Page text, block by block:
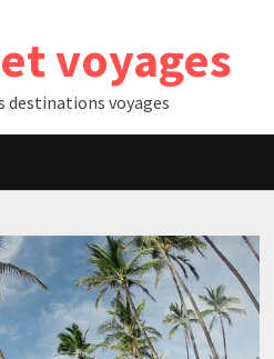
voyages
destinations voyages